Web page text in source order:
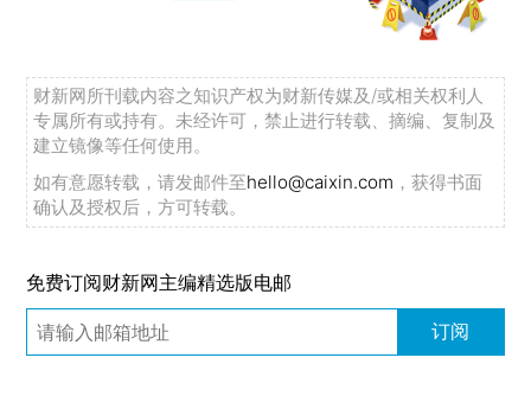
财新网所刊载内容之知识产权为财新传媒及/或相关权利人
专属所有或持有。未经许可，禁止进行转载、摘编、复制及
建立镜像等任何使用。
如有意愿转载，请发邮件至hello@caixin.com ，获得书面
确认及授权后，方可转载。
免费订阅财新网主编精选版电邮
订阅